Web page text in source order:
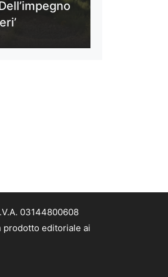
03144800608
prodotto editoriale ai